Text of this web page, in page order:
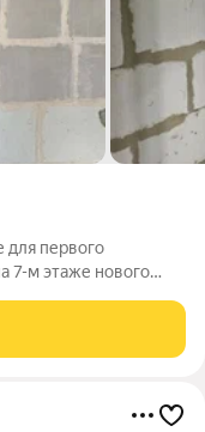
7-м этаже нового
и